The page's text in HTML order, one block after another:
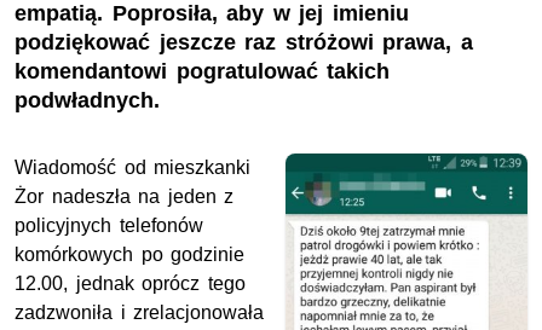
empatią. Poprosiła, aby w jej imieniu
podziękować jeszcze raz stróżowi prawa, a
komendantowi pogratulować takich
podwładnych.
Wiadomość od mieszkanki
Żor nadeszła na jeden z
policyjnych telefonów
komórkowych po godzinie
12.00, jednak oprócz tego
zadzwoniła i zrelacjonowała